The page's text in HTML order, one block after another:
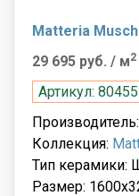
Matteria
29 695 руб. / м2
Артикул:
Производитель:
Коллекция:
Тип керамики:
Размер: